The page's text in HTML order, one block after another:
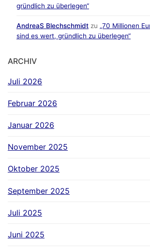
gründlich zu überlegen“
AndreaS Blechschmidt zu „70 Millionen
sind es wert, gründlich zu überlegen“
ARCHIV
Juli 2026
Februar 2026
Januar 2026
November 2025
Oktober 2025
September 2025
Juli 2025
Juni 2025